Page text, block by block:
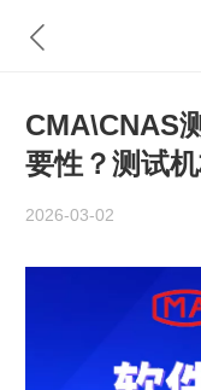
CMA\CNAS
要性？测试
2026-03-02